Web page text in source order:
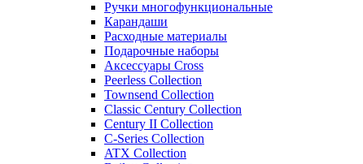
Ручки многофункциональные
Карандаши
Расходные материалы
Подарочные наборы
Аксессуары Cross
Peerless Collection
Townsend Collection
Classic Century Collection
Century II Collection
C-Series Collection
ATX Collection